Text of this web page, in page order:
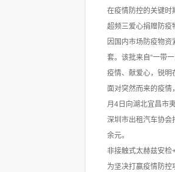
在疫情防控的关键时
超频三爱心捐赠防疫
因国内市场防疫物
套。该批来自“一带
疫情、献爱心，锐明
面对突然而来的疫
月4日向湖北宜昌市
深圳市出租汽车协会
余元。
非接触式太赫兹安检
为坚决打赢疫情防控